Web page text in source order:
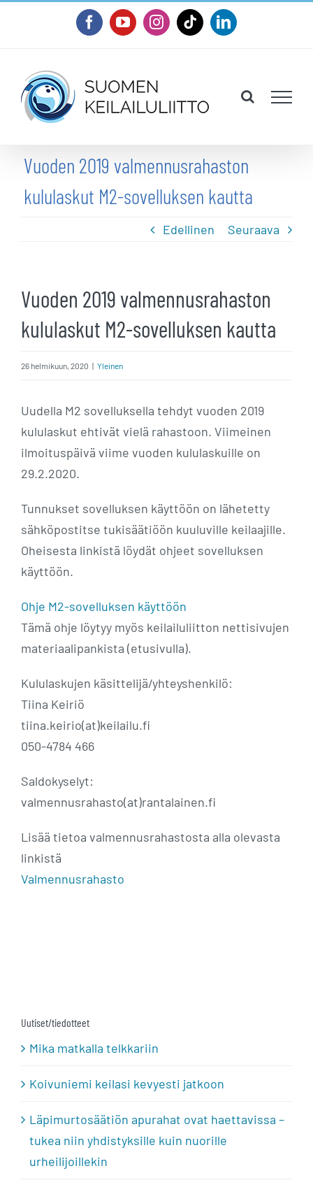
FacebookYouTubeInstagram
TiktokLinkedIn
Vuoden 2019 valmennusrahaston
kululaskut M2-sovelluksen kautta
Edellinen Seuraava
Vuoden 2019 valmennusrahaston
kululaskut M2-sovelluksen kautta
26 helmikuun, 2020 | Yleinen
Uudella M2 sovelluksella tehdyt vuoden 2019
kululaskut ehtivät vielä rahastoon. Viimeinen
ilmoituspäivä viime vuoden kululaskuille on
29.2.2020.
Tunnukset sovelluksen käyttöön on lähetetty
sähköpostitse tukisäätiöön kuuluville keilaajille.
Oheisesta linkistä löydät ohjeet sovelluksen
käyttöön.
Ohje M2-sovelluksen käyttöön
Tämä ohje löytyy myös keilailuliitton nettisivujen
materiaalipankista (etusivulla).
Kululaskujen käsittelijä/yhteyshenkilö:
Tiina Keiriö
tiina.keirio(at)keilailu.fi
050-4784 466
Saldokyselyt:
valmennusrahasto(at)rantalainen.fi
Lisää tietoa valmennusrahastosta alla olevasta
linkistä
Valmennusrahasto
Uutiset/tiedotteet
Mika matkalla telkkariin
Koivuniemi keilasi kevyesti jatkoon
Läpimurtosäätiön apurahat ovat haettavissa –
tukea niin yhdistyksille kuin nuorille
urheilijoillekin